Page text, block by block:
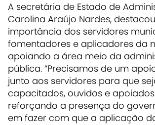
A secretária de Estado de
Carolina Araújo Nardes,
importância dos servidores
fomentadores e aplicadores da
apoiando a área meio da
pública. “Precisamos de um
junto aos servidores para que
capacitados, ouvidos e
reforçando a presença do
em fazer com que a aplicação